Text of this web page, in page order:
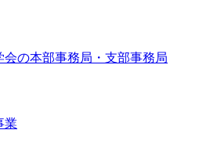
会の本部事務局・支部事務局
業